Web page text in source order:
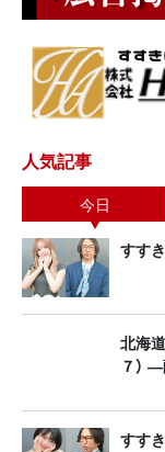
人気記事
今日
すす
北海
７）
すす